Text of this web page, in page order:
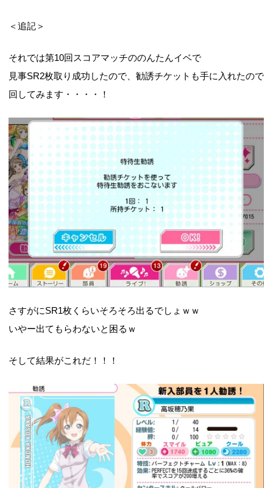
＜追記＞
それでは第10回スコアマッチののんたんイベで
見事SR2枚取り成功したので、勧誘チケットも手に入れたので
回してみます・・・・！
さすがにSR1枚くらいそろそろ出るでしょｗｗ
いやー出てもらわないと困るｗ
そして結果がこれだ！！！